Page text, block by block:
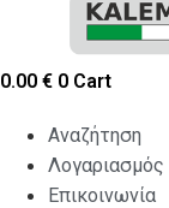
0.00 € 0 Cart
Αναζήτηση
Λογαριασμός
Επικοινωνία